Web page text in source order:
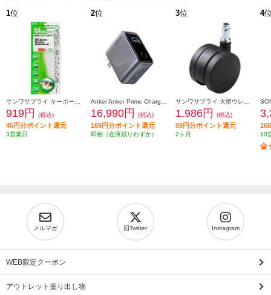
1位
919円 (税込)
45円分ポイント還元
3営業日
2位
16,990円 (税込)
169円分ポイント還元
即納（在庫残りわずか）
3位
1,986円 (税込)
99円分ポイント還元
2ヶ月
4
10
メルマガ 旧Twitter Instagram
WEB限定クーポン
アウトレット掘り出し物